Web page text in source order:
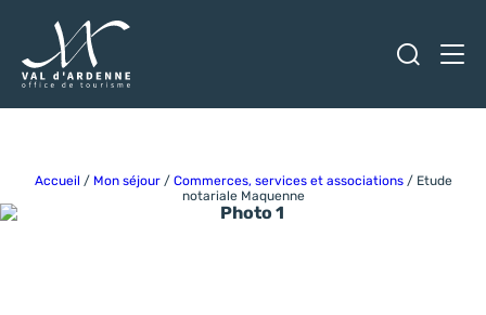
Accueil / Mon séjour/ Commerces, services et associations/ Etude
notariale Maquenne
Photo 1